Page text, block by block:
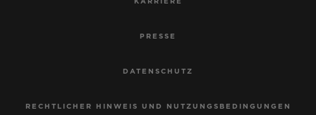
PRESSE
DATENSCHUTZ
RECHTLICHER HINWEIS UND NUTZUNGSBEDINGUNGEN